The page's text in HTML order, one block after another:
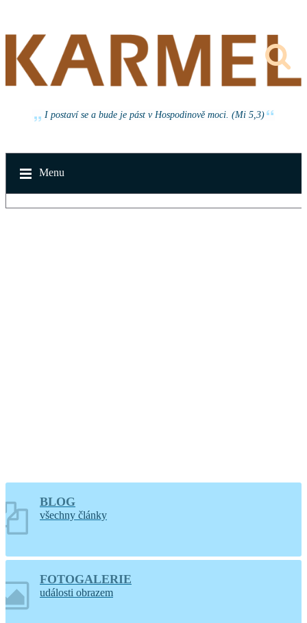
I postaví se a bude je pást v Hospodinově moci. (Mi 5,3)
Menu
BLOG
všechny články
FOTOGALERIE
události obrazem